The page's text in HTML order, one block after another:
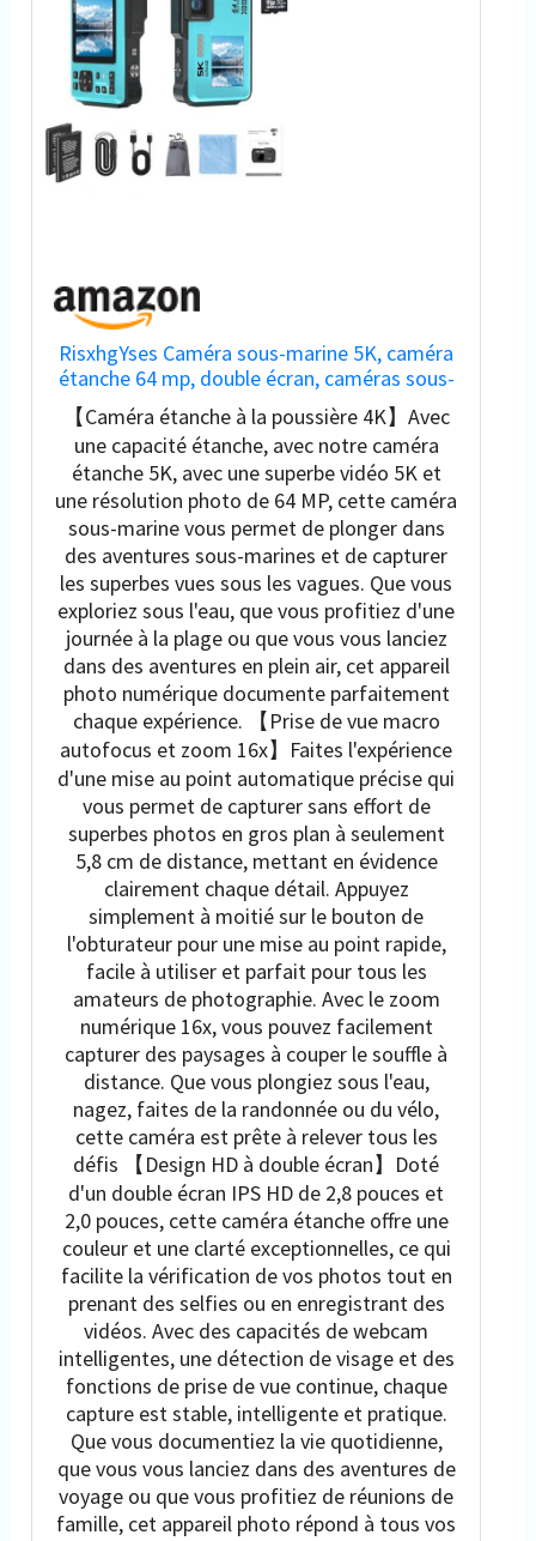
RisxhgYses Caméra sous-marine 5K, caméra
étanche 64 mp, double écran, caméras sous-
marines pour la plongée avec tuba, zoom
numérique 16x, WiFi, appareil photo
numérique étanche, batterie 1200 mAh
【Caméra étanche à la poussière 4K】Avec
une capacité étanche, avec notre caméra
étanche 5K, avec une superbe vidéo 5K et
une résolution photo de 64 MP, cette caméra
sous-marine vous permet de plonger dans
des aventures sous-marines et de capturer
les superbes vues sous les vagues. Que vous
exploriez sous l'eau, que vous profitiez d'une
journée à la plage ou que vous vous lanciez
dans des aventures en plein air, cet appareil
photo numérique documente parfaitement
chaque expérience. 【Prise de vue macro
autofocus et zoom 16x】Faites l'expérience
d'une mise au point automatique précise qui
vous permet de capturer sans effort de
superbes photos en gros plan à seulement
5,8 cm de distance, mettant en évidence
clairement chaque détail. Appuyez
simplement à moitié sur le bouton de
l'obturateur pour une mise au point rapide,
facile à utiliser et parfait pour tous les
amateurs de photographie. Avec le zoom
numérique 16x, vous pouvez facilement
capturer des paysages à couper le souffle à
distance. Que vous plongiez sous l'eau,
nagez, faites de la randonnée ou du vélo,
cette caméra est prête à relever tous les
défis 【Design HD à double écran】Doté
d'un double écran IPS HD de 2,8 pouces et
2,0 pouces, cette caméra étanche offre une
couleur et une clarté exceptionnelles, ce qui
facilite la vérification de vos photos tout en
prenant des selfies ou en enregistrant des
vidéos. Avec des capacités de webcam
intelligentes, une détection de visage et des
fonctions de prise de vue continue, chaque
capture est stable, intelligente et pratique.
Que vous documentiez la vie quotidienne,
que vous vous lanciez dans des aventures de
voyage ou que vous profitiez de réunions de
famille, cet appareil photo répond à tous vos